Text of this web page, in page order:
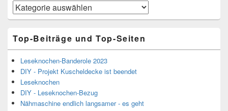
Kategorien
Top-Beiträge und Top-Seiten
Leseknochen-Banderole 2023
DIY - Projekt Kuscheldecke ist beendet
Leseknochen
DIY - Leseknochen-Bezug
Nähmaschine endlich langsamer - es geht